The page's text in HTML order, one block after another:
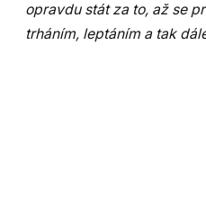
opravdu stát za to, až se
trháním, leptáním a tak